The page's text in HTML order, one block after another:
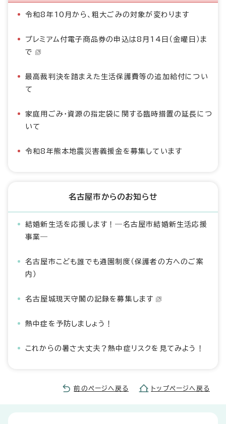
令和8年10月から、粗大ごみの対象が変わります
プレミアム付電子商品券の申込は8月14日（金曜日）ま
で
最高裁判決を踏まえた生活保護費等の追加給付につい
て
家庭用ごみ・資源の指定袋に関する臨時措置の延長につ
いて
令和8年熊本地震災害義援金を募集しています
名古屋市からのお知らせ
結婚新生活を応援します！―名古屋市結婚新生活応援
事業―
名古屋市こども誰でも通園制度（保護者の方へのご案
内）
名古屋城現天守閣の記録を募集します
熱中症を予防しましょう！
これからの暑さ大丈夫？熱中症リスクを見てみよう！
前のページへ戻る トップページへ戻る